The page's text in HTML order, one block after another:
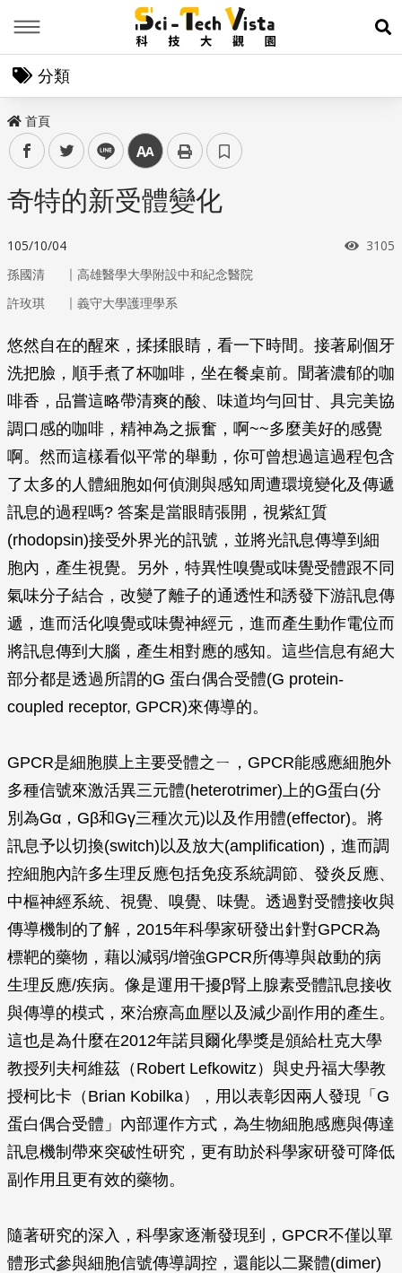
展
分類
首頁
facebooktwitter line 中
奇特的新受體變化
105/10/04 瀏覽
3105
孫國清 ｜ 高雄醫學大學附設中和紀念醫院
許玫琪
｜ 義守大學護理學系
悠然自在的醒來，揉揉眼睛，看一下時間。接著刷個牙
洗把臉，順手煮了杯咖啡，坐在餐桌前。聞著濃郁的咖
啡香，品嘗這略帶清爽的酸、味道均勻回甘、具完美協
調口感的咖啡，精神為之振奮，啊~~多麼美好的感覺
啊。然而這樣看似平常的舉動，你可曾想過這過程包含
了太多的人體細胞如何偵測與感知周遭環境變化及傳遞
訊息的過程嗎? 答案是當眼睛張開，視紫紅質
(rhodopsin)接受外界光的訊號，並將光訊息傳導到細
胞內，產生視覺。另外，特異性嗅覺或味覺受體跟不同
氣味分子結合，改變了離子的通透性和誘發下游訊息傳
遞，進而活化嗅覺或味覺神經元，進而產生動作電位而
將訊息傳到大腦，產生相對應的感知。這些信息有絕大
部分都是透過所謂的G 蛋白偶合受體(G protein-
coupled receptor, GPCR)來傳導的。
GPCR是細胞膜上主要受體之ㄧ，GPCR能感應細胞外
多種信號來激活異三元體(heterotrimer)上的G蛋白(分
別為Gα，Gβ和Gγ三種次元)以及作用體(effector)。將
訊息予以切換(switch)以及放大(amplification)，進而調
控細胞內許多生理反應包括免疫系統調節、發炎反應、
中樞神經系統、視覺、嗅覺、味覺。透過對受體接收與
傳導機制的了解，2015年科學家研發出針對GPCR為
標靶的藥物，藉以減弱/增強GPCR所傳導與啟動的病
生理反應/疾病。像是運用干擾β腎上腺素受體訊息接收
與傳導的模式，來治療高血壓以及減少副作用的產生。
這也是為什麼在2012年諾貝爾化學獎是頒給杜克大學
教授列夫柯維茲（Robert Lefkowitz）與史丹福大學教
授柯比卡（Brian Kobilka），用以表彰因兩人發現「G
蛋白偶合受體」內部運作方式，為生物細胞感應與傳達
訊息機制帶來突破性研究，更有助於科學家研發可降低
副作用且更有效的藥物。
隨著研究的深入，科學家逐漸發現到，GPCR不僅以單
體形式參與細胞信號傳導調控，還能以二聚體(dimer)